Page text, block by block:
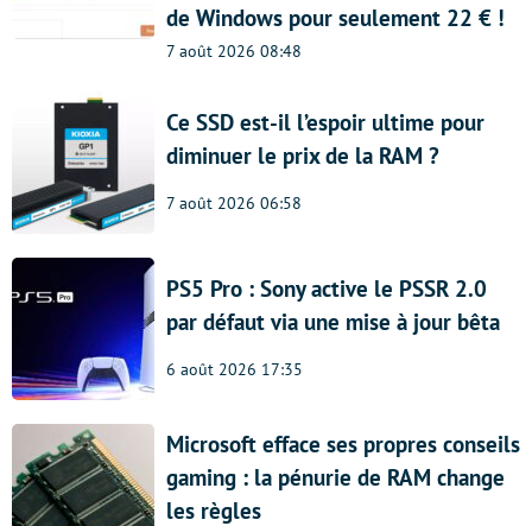
de Windows pour seulement 22 € !
7 août 2026 08:48
Ce SSD est-il l’espoir ultime pour
diminuer le prix de la RAM ?
7 août 2026 06:58
PS5 Pro : Sony active le PSSR 2.0
par défaut via une mise à jour bêta
6 août 2026 17:35
Microsoft efface ses propres conseils
gaming : la pénurie de RAM change
les règles